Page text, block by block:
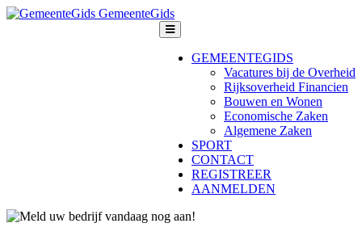
GemeenteGids
GEMEENTEGIDS
Vacatures bij de Overheid
Rijksoverheid Financien
Bouwen en Wonen
Economische Zaken
Algemene Zaken
SPORT
CONTACT
REGISTREER
AANMELDEN